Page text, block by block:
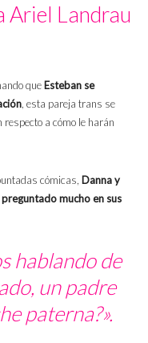
Ariel Landrau
que Esteban se
, esta pareja trans se
a cómo le harán
cómicas, Danna y
mucho en sus
hablando de
un padre
paterna?».